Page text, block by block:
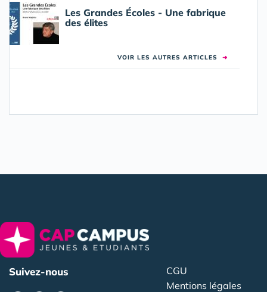
Les Grandes Écoles - Une fabrique
des élites
VOIR LES AUTRES ARTICLES ➜
Suivez-nous
CGU
Mentions légales